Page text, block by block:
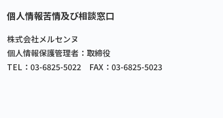
個人情報苦情及び相談窓口
株式会社メルセンヌ
個人情報保護管理者：取締役
TEL：03-6825-5022 FAX：03-6825-5023